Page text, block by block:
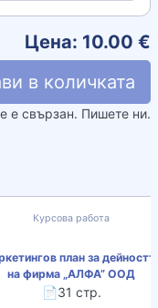
Цена: 10.00 €
в количката
е свързан. Пишете ни.
Курсова работа
план за
на фирма „АЛФА” ООД
📄31 стр.